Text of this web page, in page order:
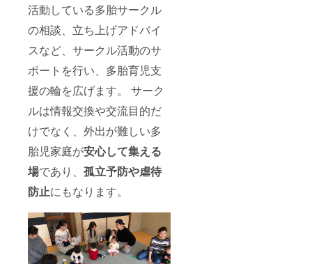
活動している多胎サークル
の相談、立ち上げアドバイ
スなど、サークル活動のサ
ポートを行い、多胎育児支
援の輪を広げます。 サーク
ルは情報交換や交流目的だ
けでなく、外出が難しい多
胎児家庭が安心して集える
場であり、 孤立予防や虐待
防止にもなります。